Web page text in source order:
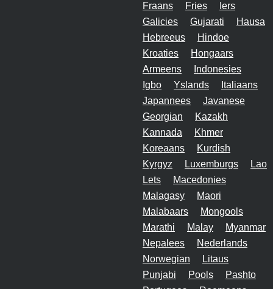
Fraans
Fries
Iers
Galicies
Gujarati
Hausa
Hebreeus
Hindoe
Kroaties
Hongaars
Armeens
Indonesies
Igbo
Yslands
Italiaans
Japannees
Javanese
Georgian
Kazakh
Kannada
Khmer
Koreaans
Kurdish
Kyrgyz
Luxemburgs
Lao
Lets
Macedonies
Malagasy
Maori
Malabaars
Mongools
Marathi
Malay
Myanmar
Nepalees
Nederlands
Norwegian
Litaus
Punjabi
Pools
Pashto